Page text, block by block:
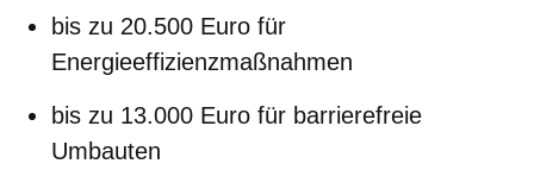
bis zu 20.500 Euro für
Energieeffizienzmaßnahmen
bis zu 13.000 Euro für barrierefreie
Umbauten